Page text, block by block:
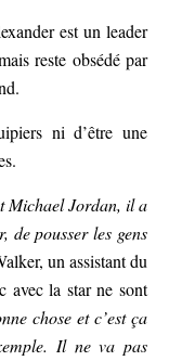
est un leader
reste obsédé par
ni d’être une
Michael Jordan, il a
de pousser les gens
un assistant du
avec la star ne sont
chose et c’est ça
Il ne va pas